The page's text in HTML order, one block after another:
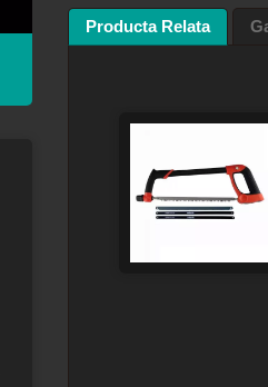
Producta Relata